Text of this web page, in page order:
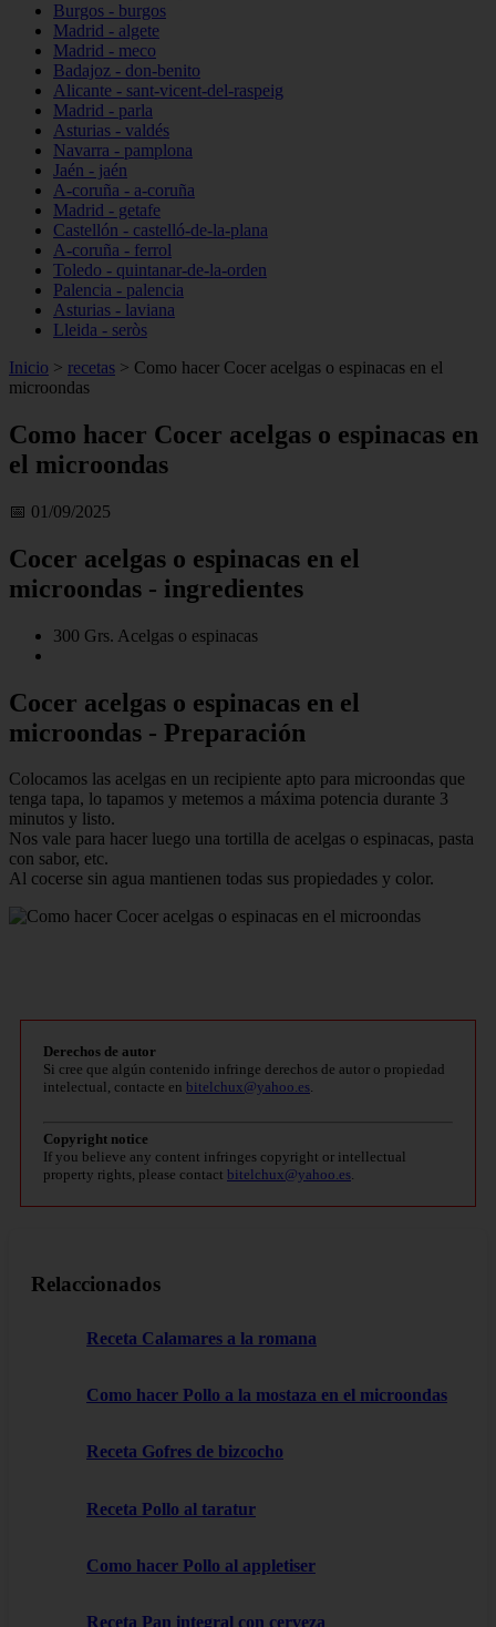
Burgos - burgos
Madrid - algete
Madrid - meco
Badajoz - don-benito
Alicante - sant-vicent-del-raspeig
Madrid - parla
Asturias - valdés
Navarra - pamplona
Jaén - jaén
A-coruña - a-coruña
Madrid - getafe
Castellón - castelló-de-la-plana
A-coruña - ferrol
Toledo - quintanar-de-la-orden
Palencia - palencia
Asturias - laviana
Lleida - seròs
Inicio > recetas > Como hacer Cocer acelgas o espinacas en el
microondas
Como hacer Cocer acelgas o espinacas en
el microondas
📅 01/09/2025
Cocer acelgas o espinacas en el
microondas - ingredientes
300 Grs. Acelgas o espinacas
Cocer acelgas o espinacas en el
microondas - Preparación
Colocamos las acelgas en un recipiente apto para microondas que
tenga tapa, lo tapamos y metemos a máxima potencia durante 3
minutos y listo.
Nos vale para hacer luego una tortilla de acelgas o espinacas, pasta
con sabor, etc.
Al cocerse sin agua mantienen todas sus propiedades y color.
Derechos de autor
Si cree que algún contenido infringe derechos de autor o propiedad
intelectual, contacte en bitelchux@yahoo.es.
Copyright notice
If you believe any content infringes copyright or intellectual
property rights, please contact bitelchux@yahoo.es.
Relaccionados
Receta Calamares a la romana
Como hacer Pollo a la mostaza en el microondas
Receta Gofres de bizcocho
Receta Pollo al taratur
Como hacer Pollo al appletiser
Receta Pan integral con cerveza